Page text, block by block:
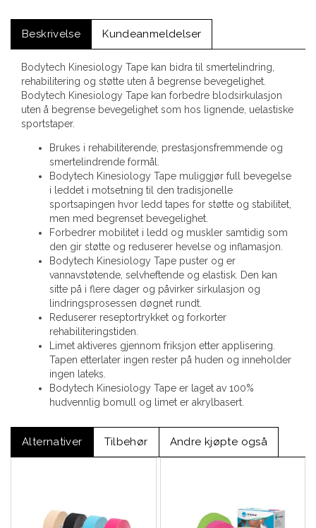
Beskrivelse Kundeanmeldelser
Bodytech Kinesiology Tape kan bidra til smertelindring,
rehabilitering og støtte uten å begrense bevegelighet.
Bodytech Kinesiology Tape kan forbedre blodsirkulasjon
uten å begrense bevegelighet som hos lignende, uelastiske
sportstaper.
Brukes i rehabiliterende, prestasjonsfremmende og
smertelindrende formål.
Bodytech Kinesiology Tape muliggjør full bevegelse
i leddet i motsetning til den tradisjonelle
sportsapingen hvor ledd tapes for støtte og stabilitet,
men med begrenset bevegelighet.
Forbedrer mobilitet i ledd og muskler samtidig som
den gir støtte og reduserer hevelse og inflamasjon.
Bodytech Kinesiology Tape puster og er
vannavstøtende, selvheftende og elastisk. Den kan
sitte på i flere dager og påvirker sirkulasjon og
lindringsprosessen døgnet rundt.
Reduserer reseptortrykket og forkorter
rehabiliteringstiden.
Limet aktiveres gjennom friksjon etter applisering.
Tapen etterlater ingen rester på huden og inneholder
ingen lateks.
Bodytech Kinesiology Tape er laget av 100%
hudvennlig bomull og limet er akrylbasert.
Alternativer Tilbehør Andre kjøpte også